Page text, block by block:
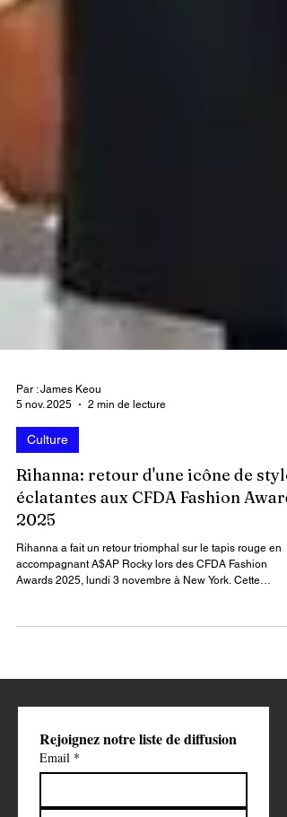
Par : James Keou
5 nov. 2025
Culture
Rihanna: retour d'une icône de style
2025
Rihanna a fait un retour triomphal sur le tapis rouge en
Rejoignez notre liste de diffusion